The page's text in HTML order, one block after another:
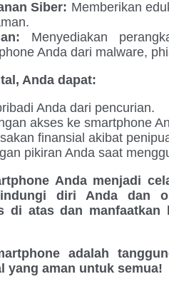
Siber: Memberikan
Menyediakan
Anda dari malware,
Anda dapat:
Anda dari pencurian.
akses ke smartphone
finansial akibat
pikiran Anda saat
Anda menjadi
diri Anda dan
di atas dan manfaatkan
adalah
yang aman untuk semua!